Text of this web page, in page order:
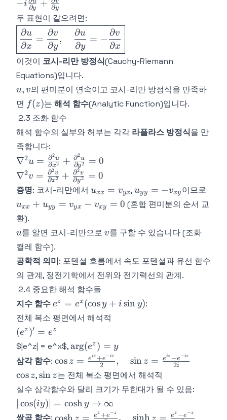
x
v}{\partial x}
i\Delta
y
\frac{\partial v}
{\partial y} = -
i\frac{\partial
u}{\partial y} +
\frac{\partial v}
−i ∂y + ∂y
두 표현이 같으려면:
\boxed{\frac{\partial
u}{\partial x} =
\frac{\partial v}
{\partial y}, \quad
\frac{\partial u}
{\partial y} = -
\frac{\partial v}
{\partial x}}
∂x
∂u
=
∂y
∂v
,
∂y
∂u
= −
∂x
∂v
이것이 코시-리만 방정식(Cauchy-Riemann
Equations)입니다.
u,
v
u, v의 편미분이 연속이고 코시-리만 방정식을 만족하
면 f(z)
f(z)는 해석 함수(Analytic Function)입니다.
2.3 조화 함수
해석 함수의 실부와 허부는 각각 라플라스 방정식을 만
족합니다:
\nabla^2 u =
\frac{\partial^2
u}{\partial
x^2} +
\frac{\partial^2
u}{\partial
y^2} = 0
∇2u = ∂x2
∂2u + ∂y2
∂2u = 0
\nabla^2 v =
\frac{\partial^2
v}{\partial
x^2} +
\frac{\partial^2
v}{\partial
y^2} = 0
∇2v = ∂x2
∂2v + ∂y2
∂2v = 0
증명: 코시-리만에서 u_{xx}
=
v_{yx}
uxx = vyx,u_{yy}
= -
v_{xy}
uyy = −vxy 이므로
+
uxx + uyy = vyx − vxy = 0 (혼합 편미분의 순서 교
환).
u
u를 알면 코시-리만으로 v
v를 구할 수 있습니다 (조화
켤레 함수).
공학적 의미: 포텐셜 흐름에서 속도 포텐셜과 유선 함수
의 관계, 정전기학에서 전위와 전기력선의 관계.
2.4 중요한 해석 함수들
지수 함수e^z =
e^x(\cos
y +
ez = ex(cosy + i sin y):
전체 복소 평면에서 해석적
(e^z)'
=
e^z
(ez )′ = ez
$|e^z| = e^x$,\arg(e^z)
= y
arg(ez ) = y
삼각 함수: \cos z =
\frac{e^{iz}
+ e^{-iz}}
{2}, \quad
\sin z =
\frac{e^{iz}
cos z = 2
eiz +e−iz , sin z = 2i
eiz −e−iz
\cos
z
cos z,\sin
z
sin z는 전체 복소 평면에서 해석적
실수 삼각함수와 달리 크기가 무한대가 될 수 있음:
cos(iy) = coshy → ∞
\cosh z
cosh = ez +e−z , sinh = ez −e−z